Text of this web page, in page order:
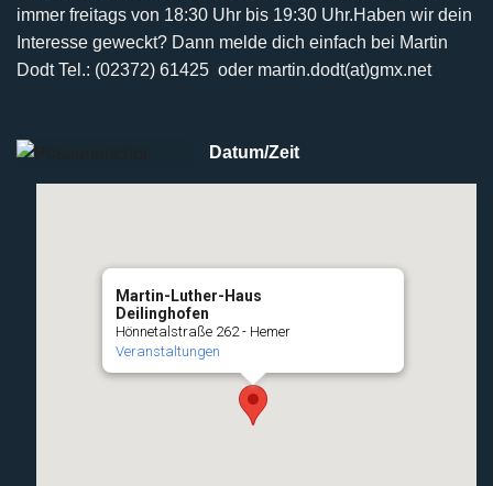
immer freitags von 18:30 Uhr bis 19:30 Uhr.Haben wir dein
Interesse geweckt? Dann melde dich einfach bei Martin
Dodt Tel.: (02372) 61425 oder martin.dodt(at)gmx.net
Martin-Luther-Haus
Deilinghofen
Hönnetalstraße 262 - Hemer
Veranstaltungen
Datum/Zeit